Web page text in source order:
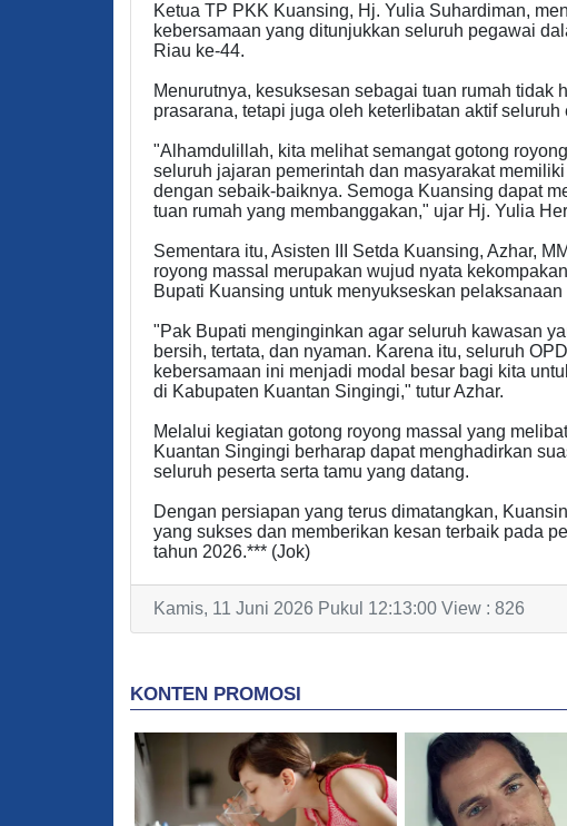
Ketua TP PKK Kuansing, Hj. Yulia Suhardiman,
kebersamaan yang ditunjukkan seluruh pegawai
Riau ke-44.
Menurutnya, kesuksesan sebagai tuan rumah tidak
prasarana, tetapi juga oleh keterlibatan aktif seluruh
"Alhamdulillah, kita melihat semangat gotong
seluruh jajaran pemerintah dan masyarakat
dengan sebaik-baiknya. Semoga Kuansing dapat
tuan rumah yang membanggakan," ujar Hj. Yulia
Sementara itu, Asisten III Setda Kuansing, Azhar,
royong massal merupakan wujud nyata
Bupati Kuansing untuk menyukseskan
"Pak Bupati menginginkan agar seluruh kawasan
bersih, tertata, dan nyaman. Karena itu, seluruh
kebersamaan ini menjadi modal besar bagi kita
di Kabupaten Kuantan Singingi," tutur Azhar.
Melalui kegiatan gotong royong massal yang
Kuantan Singingi berharap dapat menghadirkan
seluruh peserta serta tamu yang datang.
Dengan persiapan yang terus dimatangkan,
yang sukses dan memberikan kesan terbaik pada
tahun 2026.*** (Jok)
Kamis, 11 Juni 2026 Pukul 12:13:00 View : 826